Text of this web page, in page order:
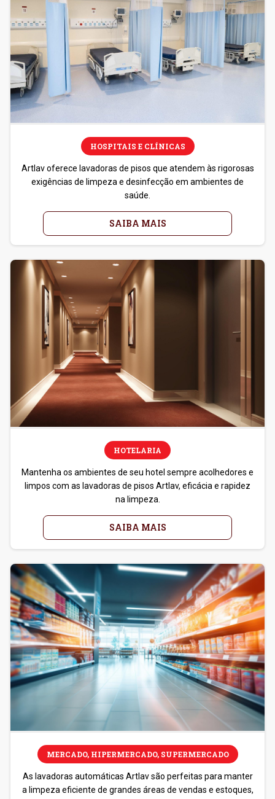
HOSPITAIS E CLÍNICAS
Artlav oferece lavadoras de pisos que atendem às rigorosas
exigências de limpeza e desinfecção em ambientes de
saúde.
SAIBA MAIS
HOTELARIA
Mantenha os ambientes de seu hotel sempre acolhedores e
limpos com as lavadoras de pisos Artlav, eficácia e rapidez
na limpeza.
SAIBA MAIS
MERCADO, HIPERMERCADO, SUPERMERCADO
As lavadoras automáticas Artlav são perfeitas para manter
a limpeza eficiente de grandes áreas de vendas e estoques,